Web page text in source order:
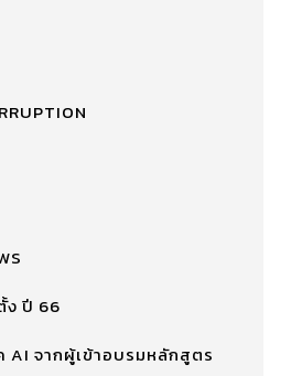
ง ปี 66
AI จากผู้เข้าอบรมหลักสูตร